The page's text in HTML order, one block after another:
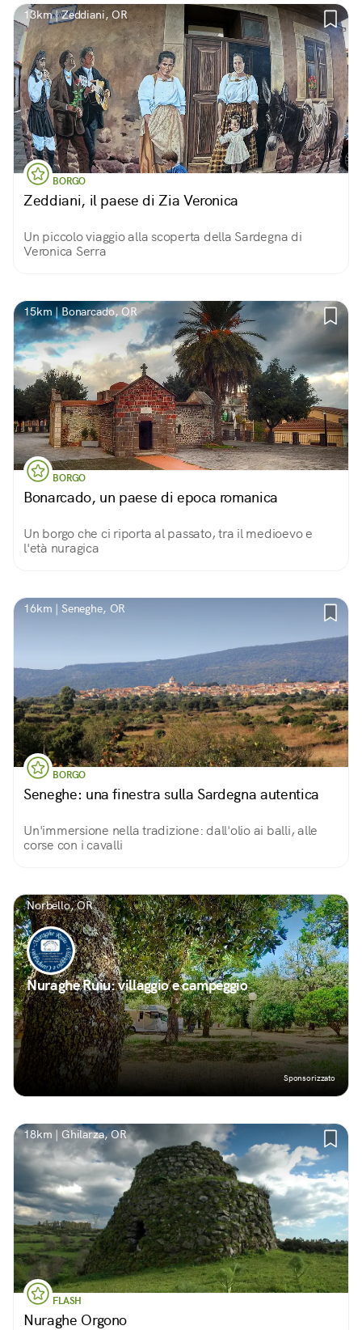
13km | Zeddiani, OR
BORGO
Zeddiani, il paese di Zia Veronica
Un piccolo viaggio alla scoperta della Sardegna di
Veronica Serra
15km | Bonarcado, OR
BORGO
Bonarcado, un paese di epoca romanica
Un borgo che ci riporta al passato, tra il medioevo e
l'età nuragica
16km | Seneghe, OR
BORGO
Seneghe: una finestra sulla Sardegna autentica
Un'immersione nella tradizione: dall'olio ai balli, alle
corse con i cavalli
Norbello, OR
Nuraghe Ruiu: villaggio e campeggio
Sponsorizzato
18km | Ghilarza, OR
FLASH
Nuraghe Orgono